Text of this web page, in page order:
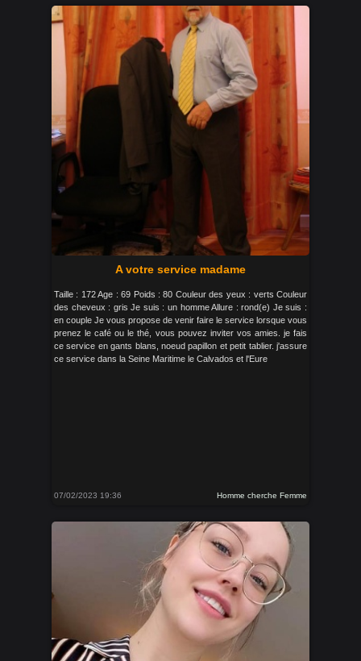
A votre service madame
Taille : 172 Age : 69 Poids : 80 Couleur des yeux : verts Couleur
des cheveux : gris Je suis : un homme Allure : rond(e) Je suis :
en couple Je vous propose de venir faire le service lorsque vous
prenez le café ou le thé, vous pouvez inviter vos amies. je fais
ce service en gants blans, noeud papillon et petit tablier. j'assure
ce service dans la Seine Maritime le Calvados et l'Eure
07/02/2023 19:36 Homme cherche Femme